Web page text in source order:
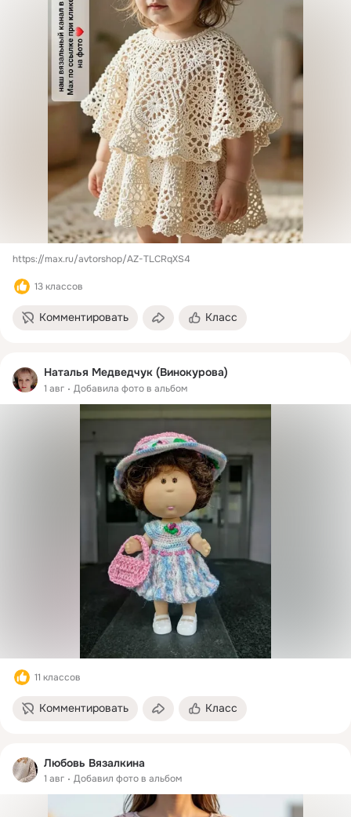
https://max.ru/avtorshop/AZ-TLCRqXS4
13 классов
Комментировать Класс
Наталья Медведчук (Винокурова)
1 авг Добавила фото в альбом
11 классов
Комментировать Класс
Любовь Вязалкина
1 авг Добавил фото в альбом